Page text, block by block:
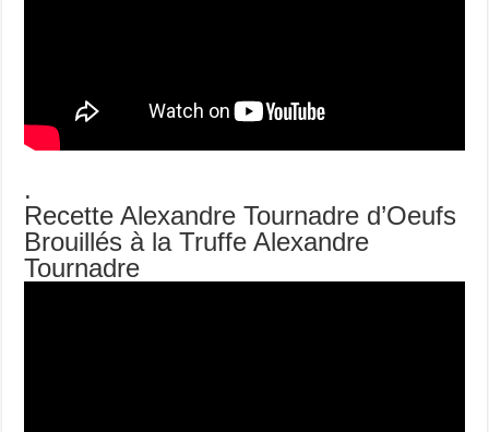
.
Recette Alexandre Tournadre d’Oeufs
Brouillés à la Truffe Alexandre
Tournadre